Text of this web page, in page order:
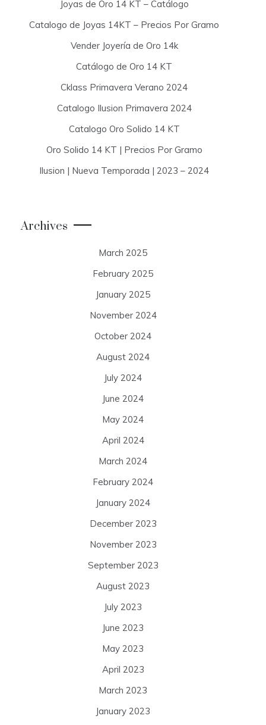
Joyas de Oro 14 KT – Catálogo
Catalogo de Joyas 14KT – Precios Por Gramo
Vender Joyería de Oro 14k
Catálogo de Oro 14 KT
Cklass Primavera Verano 2024
Catalogo Ilusion Primavera 2024
Catalogo Oro Solido 14 KT
Oro Solido 14 KT | Precios Por Gramo
Ilusion | Nueva Temporada | 2023 – 2024
Archives
March 2025
February 2025
January 2025
November 2024
October 2024
August 2024
July 2024
June 2024
May 2024
April 2024
March 2024
February 2024
January 2024
December 2023
November 2023
September 2023
August 2023
July 2023
June 2023
May 2023
April 2023
March 2023
January 2023